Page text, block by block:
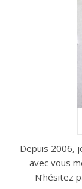
Depuis 2006,
avec vous
N’hésitez